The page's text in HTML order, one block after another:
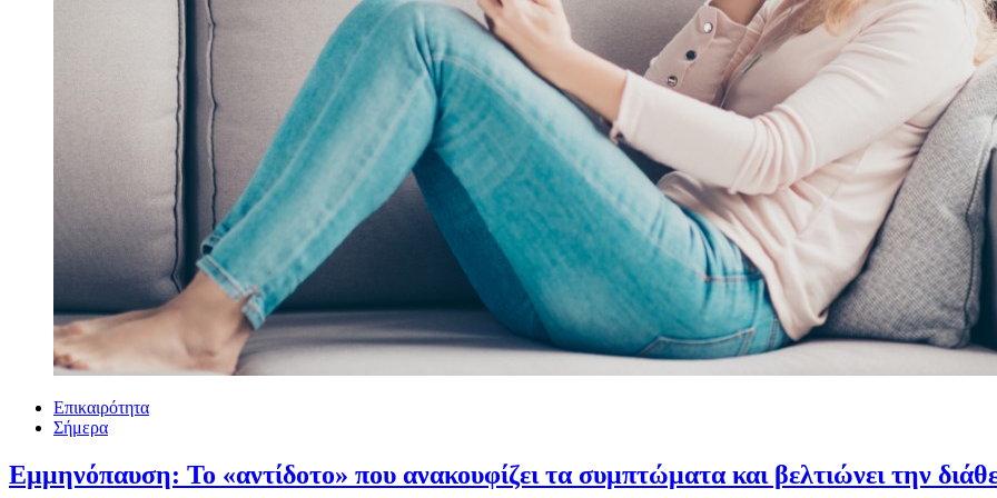
Επικαιρότητα
Σήμερα
Εμμηνόπαυση: Το «αντίδοτο» που ανακουφίζει τα συμπτώματα και βελτιώνει την